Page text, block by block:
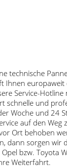
technische
Ihnen europaweit
Service-
schnelle und
Woche und 24
auf den Weg
Ort behoben
dann sorgen wir
bzw. Toyota
Weiterfahrt.